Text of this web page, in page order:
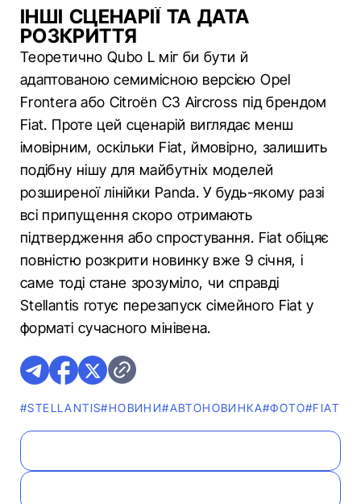
ІНШІ СЦЕНАРІЇ ТА ДАТА
РОЗКРИТТЯ
Теоретично Qubo L міг би бути й
адаптованою семимісною версією Opel
Frontera або Citroën C3 Aircross під брендом
Fiat. Проте цей сценарій виглядає менш
імовірним, оскільки Fiat, ймовірно, залишить
подібну нішу для майбутніх моделей
розширеної лінійки Panda. У будь-якому разі
всі припущення скоро отримають
підтвердження або спростування. Fiat обіцяє
повністю розкрити новинку вже 9 січня, і
саме тоді стане зрозуміло, чи справді
Stellantis готує перезапуск сімейного Fiat у
форматі сучасного мінівена.
#STELLANTIS#НОВИНИ#АВТОНОВИНКА#ФОТО#FIAT